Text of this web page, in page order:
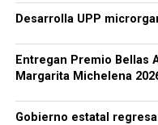
Desarrolla UPP
Entregan Premio Bellas
Margarita Michelena
Gobierno estatal